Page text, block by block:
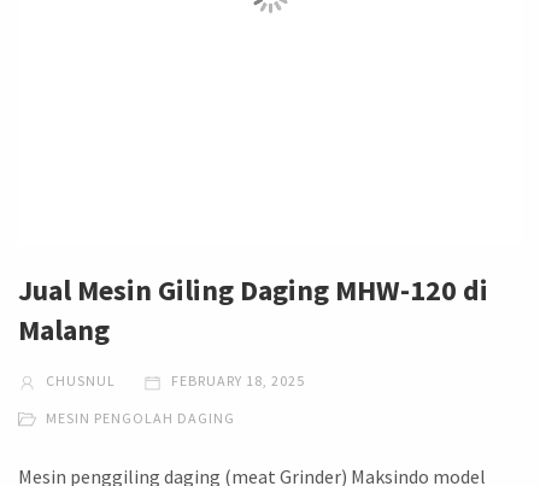
Jual Mesin Giling Daging MHW-120 di
Malang
CHUSNUL FEBRUARY 18, 2025
MESIN PENGOLAH DAGING
Mesin penggiling daging (meat Grinder) Maksindo model